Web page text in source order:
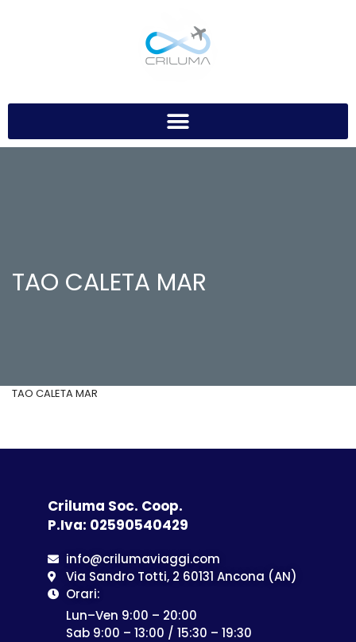
TAO CALETA MAR
TAO CALETA MAR
Criluma Soc. Coop.
P.Iva: 02590540429
info@crilumaviaggi.com
Via Sandro Totti, 2 60131 Ancona (AN)
Orari:
Lun–Ven 9:00 – 20:00
Sab 9:00 – 13:00 / 15:30 – 19:30